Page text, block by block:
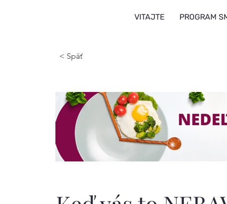
VITAJTE PROGRAM
< Späť